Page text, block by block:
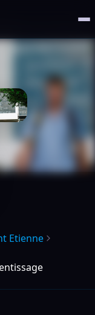
Etienne